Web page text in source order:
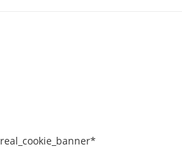
real_cookie_banner*